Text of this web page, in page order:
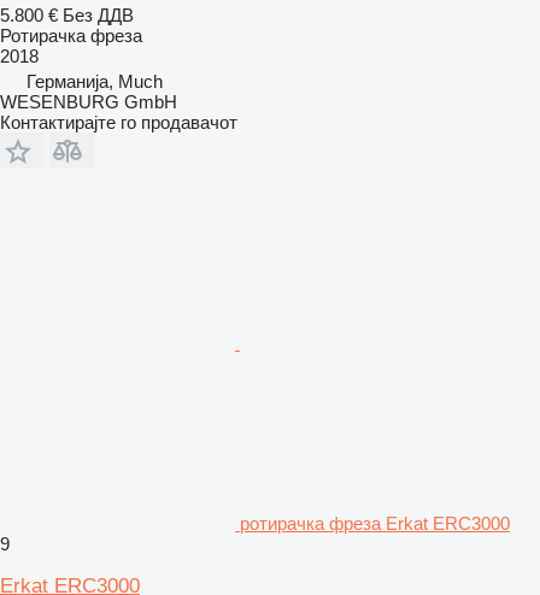
5.800 € Без ДДВ
Ротирачка фреза
2018
Германија, Much
WESENBURG GmbH
Контактирајте го продавачот
ротирачка фреза Erkat ERC3000
9
Erkat ERC3000